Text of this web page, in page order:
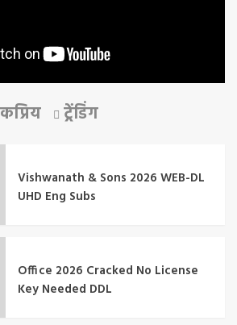
ट्रेंडिंग
Vishwanath & Sons 2026 WEB-DL
UHD Eng Subs
Office 2026 Cracked No License
Key Needed DDL